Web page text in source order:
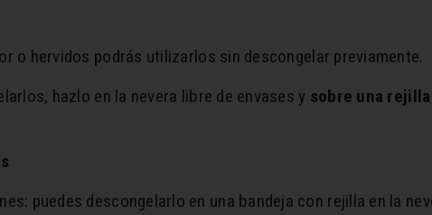
o hervidos podrás utilizarlos sin descongelar previamente.
hazlo en la nevera libre de envases y sobre una rejilla
puedes descongelarlo en una bandeja con rejilla en la